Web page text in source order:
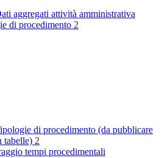
aggregati attività amministrativa
di procedimento 2
di procedimento (da pubblicare
tabelle) 2
tempi procedimentali